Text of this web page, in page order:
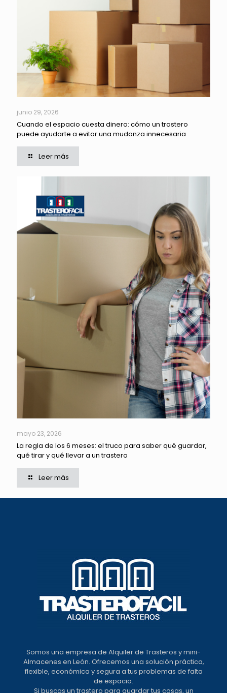
junio 29, 2026
Cuando el espacio cuesta dinero: cómo un trastero
puede ayudarte a evitar una mudanza innecesaria
Leer más
mayo 23, 2026
La regla de los 6 meses: el truco para saber qué guardar,
qué tirar y qué llevar a un trastero
Leer más
Somos una empresa de Alquiler de Trasteros y mini-
Almacenes en León. Ofrecemos una solución práctica,
flexible, económica y segura a tus problemas de falta
de espacio.
Si buscas un trastero para guardar tus cosas, un